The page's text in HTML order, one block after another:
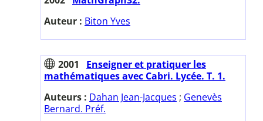
Auteur : Biton Yves
2001
Enseigner et pratiquer les
mathématiques avec Cabri. Lycée. T. 1.
Auteurs : Dahan Jean-Jacques ; Genevès
Bernard. Préf.